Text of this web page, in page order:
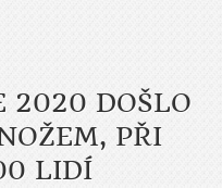
2020 DOŠLO
PŘI
LIDÍ